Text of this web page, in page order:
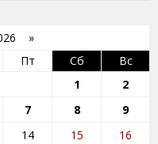
»
Пт Сб
Вс
1
2
7 8
9
14 15
16